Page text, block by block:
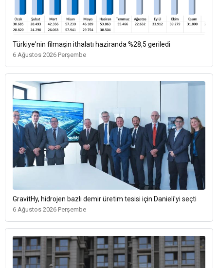
Türkiye'nin filmaşin ithalatı haziranda %28,5 geriledi
6 Ağustos 2026 Perşembe
GravitHy, hidrojen bazlı demir üretim tesisi için Danieli'yi seçti
6 Ağustos 2026 Perşembe